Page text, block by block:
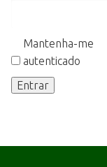
Mantenha-me
autenticado
Entrar